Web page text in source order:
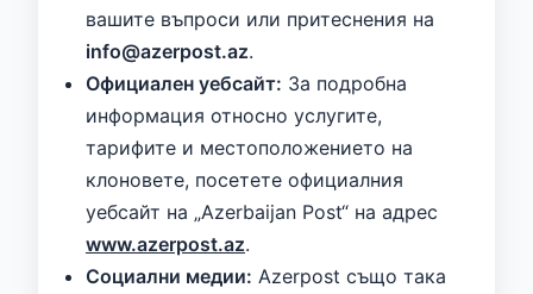
вашите въпроси или притеснения на
info@azerpost.az.
Официален уебсайт: За подробна
информация относно услугите,
тарифите и местоположението на
клоновете, посетете официалния
уебсайт на „Azerbaijan Post“ на адрес
www.azerpost.az.
Социални медии: Azerpost също така